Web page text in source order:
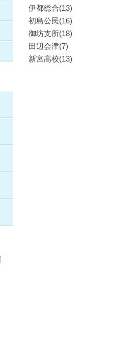
伊都総合(13)
初島公民(16)
御坊支所(18)
田辺会津(7)
新宮高校(13)